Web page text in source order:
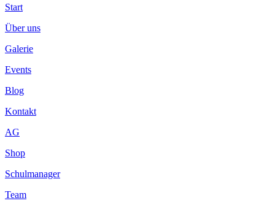
Start
Über uns
Galerie
Events
Blog
Kontakt
AG
Shop
Schulmanager
Team